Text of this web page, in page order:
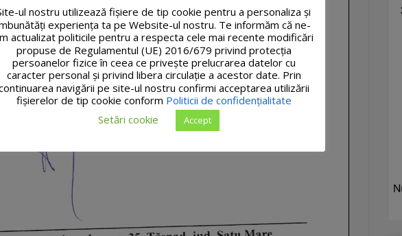
ul nostru utilizează fişiere de tip cookie pentru a personaliza și
experiența ta pe Website-ul nostru. Te informăm că ne-
actualizat politicile pentru a respecta cele mai recente modificări
propuse de Regulamentul (UE) 2016/679 privind protecția
persoanelor fizice în ceea ce privește prelucrarea datelor cu
caracter personal și privind libera circulație a acestor date. Prin
navigării pe site-ul nostru confirmi acceptarea utilizării
fişierelor de tip cookie conform Politicii de confidențialitate
Setări cookie
Accept